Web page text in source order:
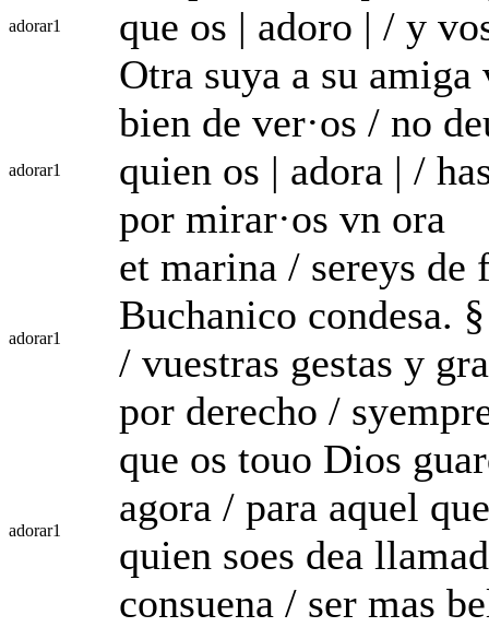
adorar1
que os | adoro | / y
Otra suya a su
adorar1
bien de ver·os / no
quien os | adora | /
por mirar·os vn ora
adorar1
et marina / sereys de
Buchanico condesa.
/ vuestras gestas y
por derecho /
adorar1
que os touo Dios
agora / para aquel
quien soes dea
consuena / ser mas